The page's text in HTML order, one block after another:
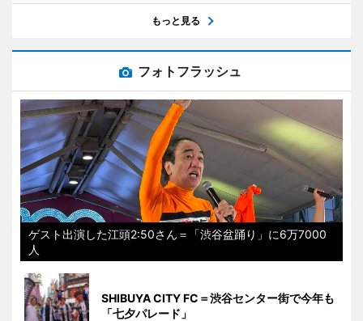
もっと見る
フォトフラッシュ
ゲスト出演した江頭2:50さん＝「渋谷盆踊り」に6万7000
人
SHIBUYA CITY FC＝渋谷センター街で今年も
「七夕パレード」